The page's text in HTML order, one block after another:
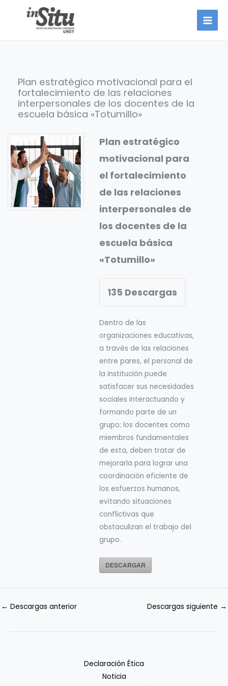
Plan estratégico motivacional para el
fortalecimiento de las relaciones
interpersonales de los docentes de la
escuela básica «Totumillo»
Plan estratégico
motivacional para
el fortalecimiento
de las relaciones
interpersonales de
los docentes de la
escuela básica
«Totumillo»
135 Descargas
Dentro de las
organizaciones educativas,
a través de las relaciones
entre pares, el personal de
la institución puede
satisfacer sus necesidades
sociales interactuando y
formando parte de un
grupo; los docentes como
miembros fundamentales
de esta, deben tratar de
mejorarla para lograr una
coordinación eficiente de
los esfuerzos humanos,
evitando situaciones
conflictivas que
obstaculizan el trabajo del
grupo.
DESCARGAR
← Descargas anterior Descargas siguiente →
Declaración Ética
Noticia